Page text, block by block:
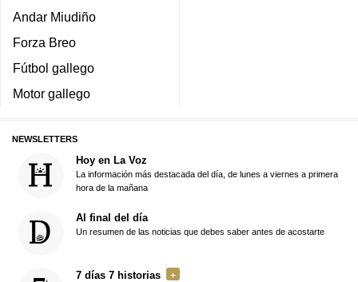
Andar Miudiño
Forza Breo
Fútbol gallego
Motor gallego
NEWSLETTERS
Hoy en La Voz
La información más destacada del día, de lunes a viernes a primera
hora de la mañana
Al final del día
Un resumen de las noticias que debes saber antes de acostarte
7 días 7 historias